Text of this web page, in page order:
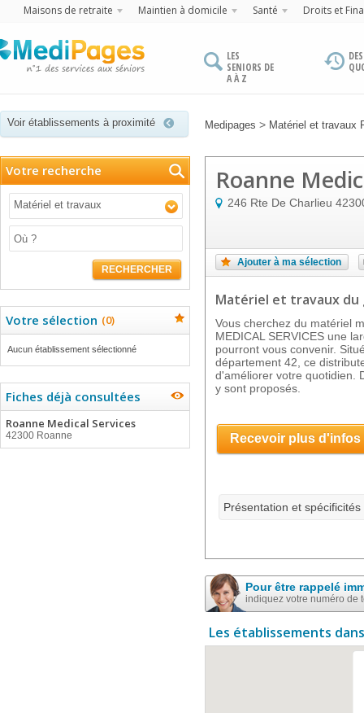
Maisons de retraite Maintien à domicile Santé Droits et
LES
SENIORS DE
A À Z
Voir établissements à proximité Medipages > Matériel et travaux
Votre recherche
Matériel et travaux
RECHERCHER
Votre sélection (0)
Aucun établissement sélectionné
Fiches déjà consultées
Roanne Medical Services
42300 Roanne
Roanne
246 Rte De Charlieu
Ajouter à ma sélection
Matériel et travaux du
Vous cherchez du matériel
MEDICAL SERVICES une
pourront vous convenir.
département 42, ce
d'améliorer votre quotidien.
y sont proposés.
Recevoir plus d'infos
Présentation et spécificités
Pour être rappelé
indiquez votre numéro de
Les établissements